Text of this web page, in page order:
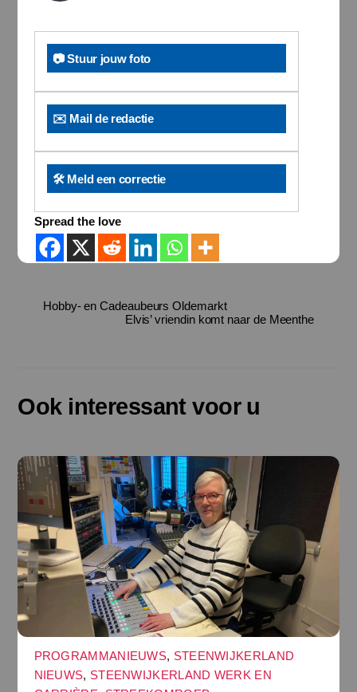
📷 Stuur jouw foto
✉️ Mail de redactie
🛠️ Meld een correctie
Spread the love
Hobby- en Cadeaubeurs Oldemarkt
Elvis’ vriendin komt naar de Meenthe
Ook interessant voor u
PROGRAMMANIEUWS, STEENWIJKERLAND
NIEUWS, STEENWIJKERLAND WERK EN